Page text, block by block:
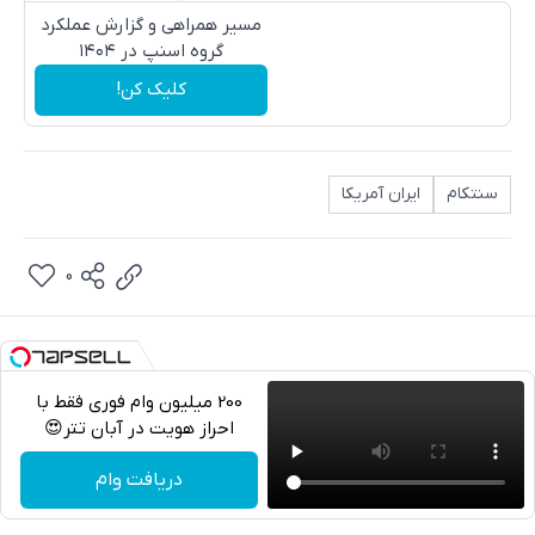
مسیر همراهی و گزارش عملکرد
گروه اسنپ در ۱۴۰۴
کلیک کن!
سنتکام ایران آمریکا
واتساپ
0
200 میلیون وام فوری فقط با
احراز هویت در آبان تتر😍
دریافت وام